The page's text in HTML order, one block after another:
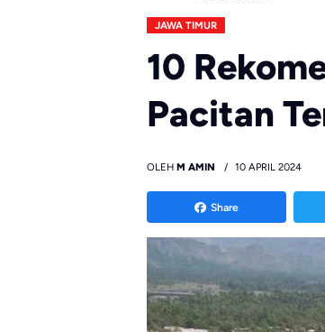
JAWA TIMUR
10
Pacitan
OLEH M AMIN 10 APRIL 2024
Share